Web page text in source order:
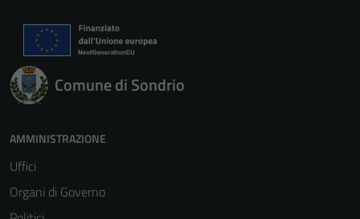
Comune di Sondrio
AMMINISTRAZIONE
Uffici
Organi di Governo